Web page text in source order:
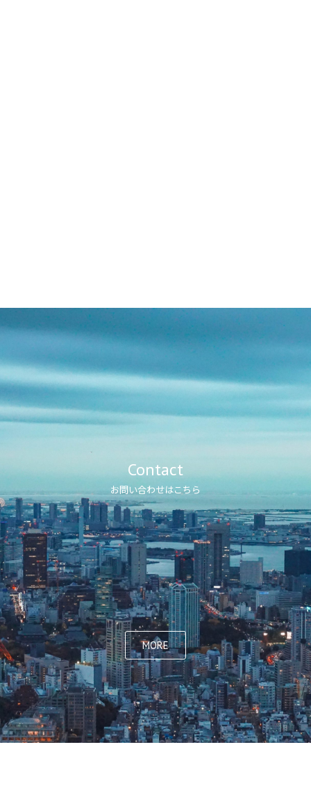
Contact
お問い合わせはこちら
MORE